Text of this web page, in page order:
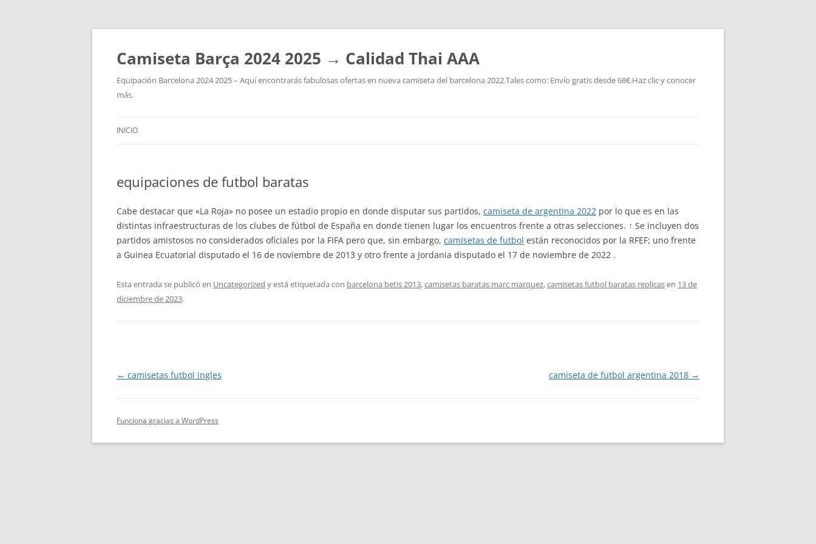
Camiseta Barça 2024 2025 → Calidad Thai AAA
Equipación Barcelona 2024 2025 – Aquí encontrarás fabulosas ofertas en nueva camiseta del barcelona 2022.Tales como: Envío gratis desde 68€.Haz clic y conocer
más.
INICIO
equipaciones de futbol baratas
Cabe destacar que «La Roja» no posee un estadio propio en donde disputar sus partidos, camiseta de argentina 2022 por lo que es en las
distintas infraestructuras de los clubes de fútbol de España en donde tienen lugar los encuentros frente a otras selecciones. ↑ Se incluyen dos
partidos amistosos no considerados oficiales por la FIFA pero que, sin embargo, camisetas de futbol están reconocidos por la RFEF; uno frente
a Guinea Ecuatorial disputado el 16 de noviembre de 2013 y otro frente a Jordania disputado el 17 de noviembre de 2022 .
Esta entrada se publicó en Uncategorized y está etiquetada con barcelona betis 2013,camisetas baratas marc marquez,camisetas futbol baratas replicasen 13 de
diciembre de 2023.
Navegación
← camisetas futbol ingles camiseta de futbol argentina 2018 →
Funciona gracias a WordPress